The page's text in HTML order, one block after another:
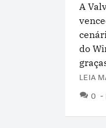
A
do
LEIA
0